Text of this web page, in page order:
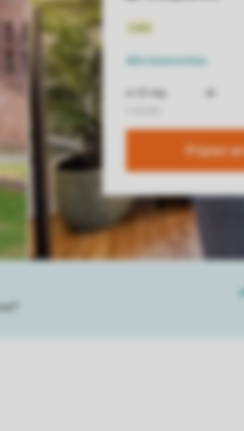
Alle kenmerken
Prijzen